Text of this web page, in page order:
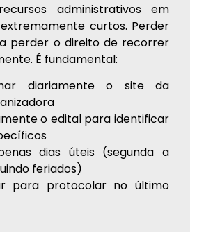
administrativos em
curtos. Perder
perder o direito de recorrer
É fundamental:
diariamente o site da
o edital para identificar
dias úteis (segunda a
feriados)
para protocolar no último